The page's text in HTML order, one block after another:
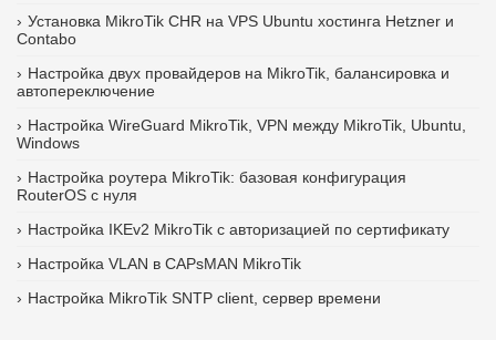
Установка MikroTik CHR на VPS Ubuntu хостинга Hetzner и
Contabo
Настройка двух провайдеров на MikroTik, балансировка и
автопереключение
Настройка WireGuard MikroTik, VPN между MikroTik, Ubuntu,
Windows
Настройка роутера MikroTik: базовая конфигурация
RouterOS с нуля
Настройка IKEv2 MikroTik с авторизацией по сертификату
Настройка VLAN в CAPsMAN MikroTik
Настройка MikroTik SNTP client, сервер времени